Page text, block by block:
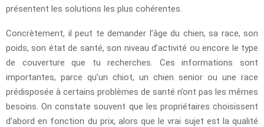
présentent les solutions les plus cohérentes.
Concrètement, il peut te demander l’âge du chien, sa race, son
poids, son état de santé, son niveau d’activité ou encore le type
de couverture que tu recherches. Ces informations sont
importantes, parce qu’un chiot, un chien senior ou une race
prédisposée à certains problèmes de santé n’ont pas les mêmes
besoins. On constate souvent que les propriétaires choisissent
d’abord en fonction du prix, alors que le vrai sujet est la qualité